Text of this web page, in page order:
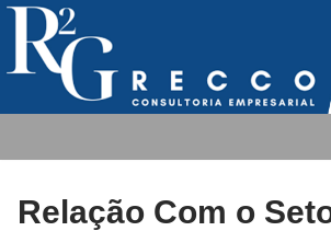
Pular
o
Relação Com o